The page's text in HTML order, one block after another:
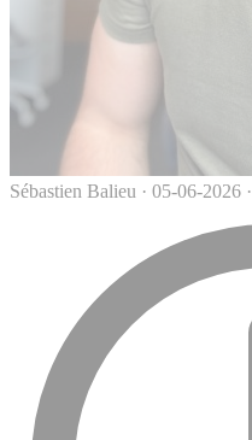
Sébastien Balieu · 05-06-2026 ·